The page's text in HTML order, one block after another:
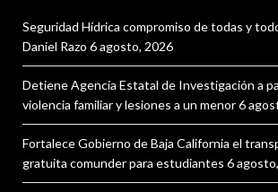
Seguridad Hídrica compromiso de todas y
Daniel Razo 6 agosto, 2026
Detiene Agencia Estatal de Investigación a
violencia familiar y lesiones a un menor6
Fortalece Gobierno de Baja California el
gratuita comunder para estudiantes 6